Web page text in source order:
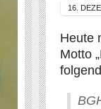
16.
Heute
Motto